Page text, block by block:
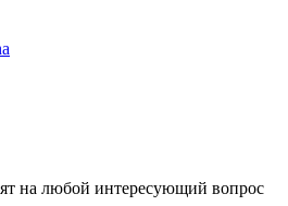
на любой интересующий вопрос